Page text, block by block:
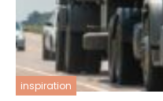
inspiration